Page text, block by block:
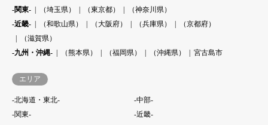
-関東-
（埼玉県） （東京都）
（神奈川県）
-近畿-
（和歌山県） （大阪府） （兵庫県）
（京都府）
（滋賀県）
-九州・沖縄-
（熊本県） （福岡県） （沖縄県） 宮古島市
エリア
-北海道・東北-
-中部-
-関東-
-近畿-